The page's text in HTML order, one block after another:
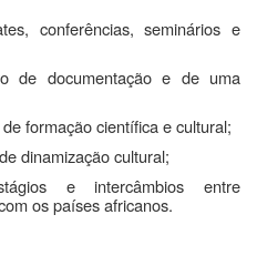
conferências, seminários e
de documentação e de uma
formação científica e cultural;
dinamização cultural;
e intercâmbios entre
os países africanos.